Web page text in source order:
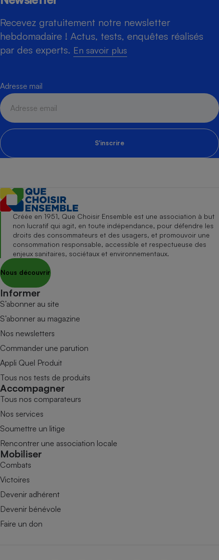
Recevez gratuitement notre newsletter
hebdomadaire ! Actus, tests, enquêtes réalisés
par des experts. En savoir plus
Adresse mail
S'inscrire
Créée en 1951, Que Choisir Ensemble est une association à but
non lucratif qui agit, en toute indépendance, pour défendre les
droits des consommateurs et des usagers, et promouvoir une
consommation responsable, accessible et respectueuse des
enjeux sanitaires, sociétaux et environnementaux.
Nous découvrir
Informer
S’abonner au site
S’abonner au magazine
Nos newsletters
Commander une parution
Appli Quel Produit
Tous nos tests de produits
Accompagner
Tous nos comparateurs
Nos services
Soumettre un litige
Rencontrer une association locale
Mobiliser
Combats
Victoires
Devenir adhérent
Devenir bénévole
Faire un don